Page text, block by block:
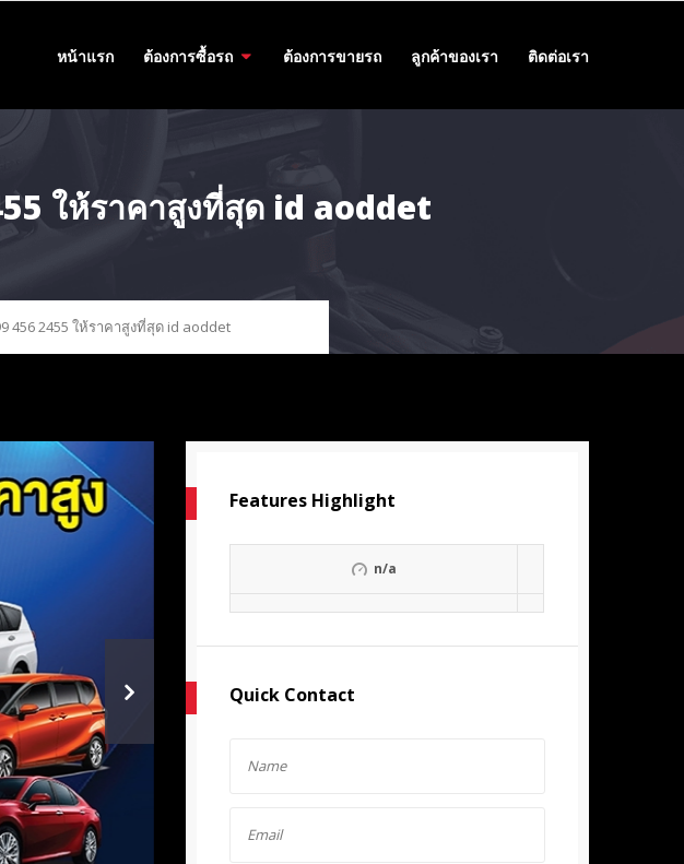
หน้าแรก ต้องการซื้อรถ ต้องการขายรถ ลูกค้าของเรา ติดต่อเรา
ให้ราคาสูงที่สุด id aoddet
456 2455 ให้ราคาสูงที่สุด id aoddet
Features Highlight
n/a
Quick Contact